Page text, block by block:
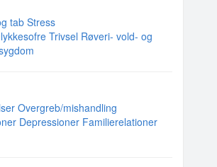
tabStress
Trivsel Røveri- vold- og
Overgreb/mishandling
Depressioner Familierelationer